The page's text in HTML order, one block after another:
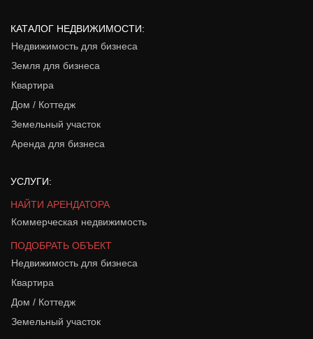
КАТАЛОГ НЕДВИЖИМОСТИ:
Недвижимость для бизнеса
Земля для бизнеса
Квартира
Дом / Коттедж
Земельный участок
Аренда для бизнеса
УСЛУГИ:
НАЙТИ АРЕНДАТОРА
Коммерческая недвижимость
ПОДОБРАТЬ ОБЪЕКТ
Недвижимость для бизнеса
Квартира
Дом / Коттедж
Земельный участок